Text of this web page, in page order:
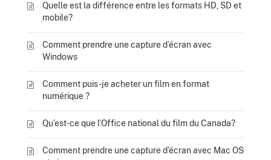
Quelle est la différence entre les formats HD, SD et
mobile?
Comment prendre une capture d’écran avec
Windows
Comment puis-je acheter un film en format
numérique ?
Qu’est-ce que l’Office national du film du Canada?
Comment prendre une capture d’écran avec Mac OS